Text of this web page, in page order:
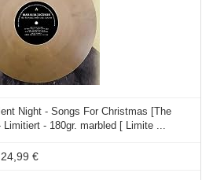
Night - Songs For Christmas [The
Limitiert - 180gr. marbled [ Limite ...
24,99 €